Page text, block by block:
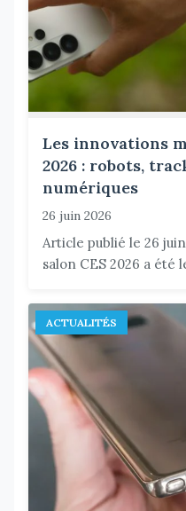
Les innovations
2026 : robots,
numériques
26 juin 2026
Article publié le 26
salon CES 2026 a été
ACTUALITÉS